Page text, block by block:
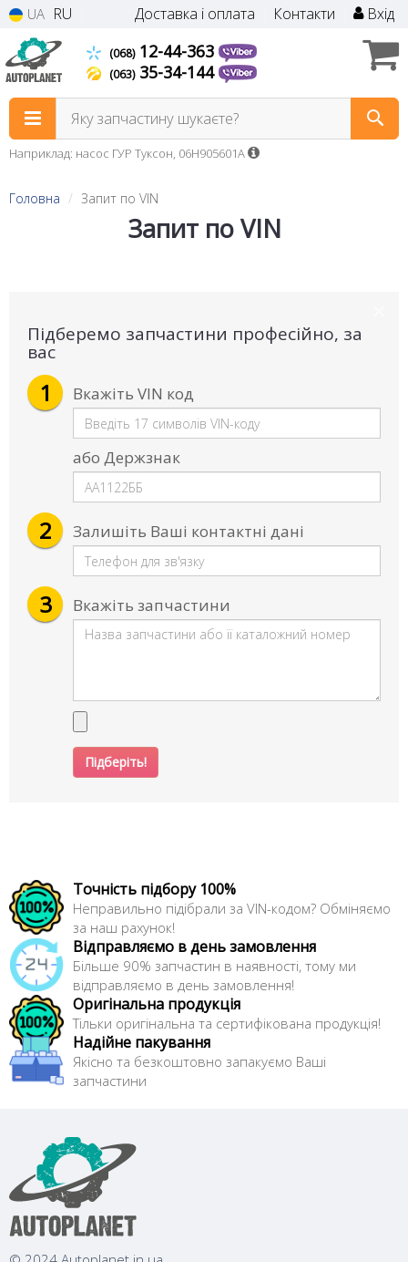
UA RU Доставка і оплата Контакти Вхід
(068)12-44-363
(063)35-34-144
Яку запчастину шукаєте?
Наприклад: насос ГУР Туксон, 06H905601A
Головна Запит по VIN
Запит по VIN
Підберемо запчастини професійно, за
вас
1 Вкажіть VIN код
або Держзнак
2 Залишіть Ваші контактні дані
3 Вкажіть запчастини
Підберіть!
Точність підбору 100%
Неправильно підібрали за VIN-кодом? Обміняємо
за наш рахунок!
Відправляємо в день замовлення
Більше 90% запчастин в наявності, тому ми
відправляємо в день замовлення!
Оригінальна продукція
Тільки оригінальна та сертифікована продукція!
Надійне пакування
Якісно та безкоштовно запакуємо Ваші
запчастини